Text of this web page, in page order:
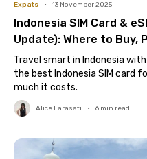
Expats • 13 November 2025
Indonesia SIM Card &
Update): Where to Buy,
Travel smart in Indonesia
the best Indonesia SIM card
much it costs.
Alice Larasati • 6 min read